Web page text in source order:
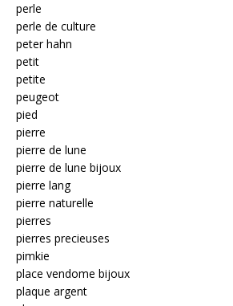
perle
perle de culture
peter hahn
petit
petite
peugeot
pied
pierre
pierre de lune
pierre de lune bijoux
pierre lang
pierre naturelle
pierres
pierres precieuses
pimkie
place vendome bijoux
plaque argent